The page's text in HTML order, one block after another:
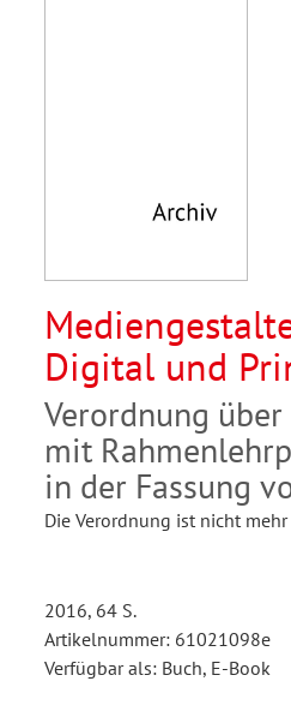
Digital und
Verordnung
mit
in der Fassung
Die Verordnung ist nicht
2016, 64 S.
Artikelnummer: 61021098e
Verfügbar als: Buch, E-Book